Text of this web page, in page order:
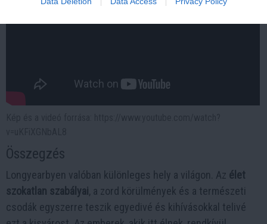
Összegzés
Longyearbyen valóban különleges hely a világon. Az élet
szokatlan szabályai , a zord körülmények és a természeti
csodák egyszerre teszik egyedivé és kihívásokkal telivé